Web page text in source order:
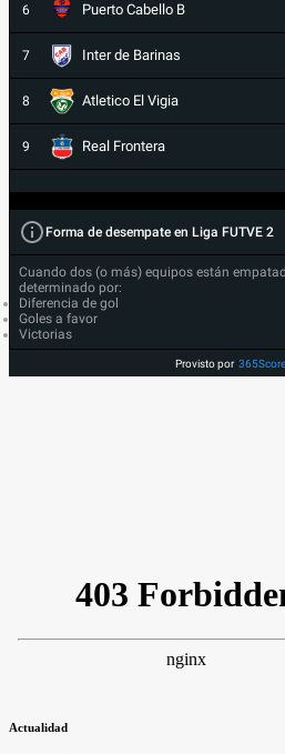
6 Puerto Cabello B
7 Inter de Barinas
8 Atletico El Vigia
9 Real Frontera
Forma de desempate en Liga FUTVE 2
Cuando dos (o más) equipos están
determinado por:
Diferencia de gol
Goles a favor
Victorias
Provisto por
Actualidad